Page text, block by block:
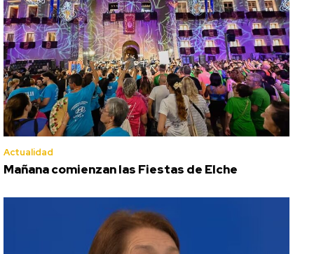
Actualidad
Mañana comienzan las Fiestas de Elche